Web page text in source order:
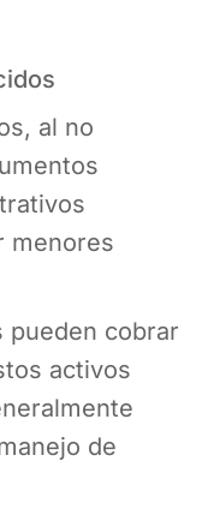
al no
menores
pueden cobrar
activos
de